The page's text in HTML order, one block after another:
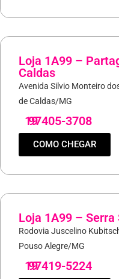
Loja 1A99 –
Caldas
Avenida Silvio Monteiro
de Caldas/MG
19
97405-3708
COMO CHEGAR
Loja 1A99 – Serra
Rodovia Juscelino
Pouso Alegre/MG
19
97419-5224